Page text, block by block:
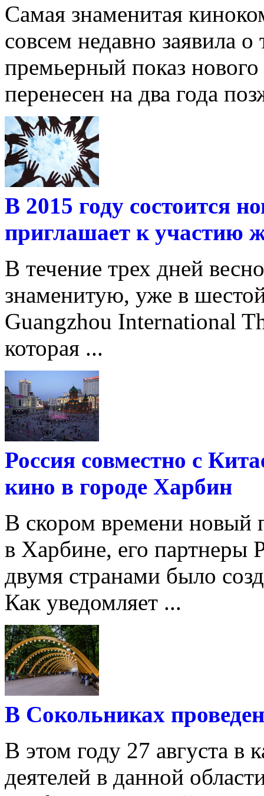
Самая знаменитая
совсем недавно заявила
премьерный показ
перенесен на два года
В 2015 году состоится
приглашает к участию
В течение трех дней
знаменитую, уже в
Guangzhou International
которая ...
Россия совместно с
кино в городе Харбин
В скором времени новый
в Харбине, его партнеры
двумя странами было
Как уведомляет ...
В Сокольниках
В этом году 27 августа в
деятелей в данной